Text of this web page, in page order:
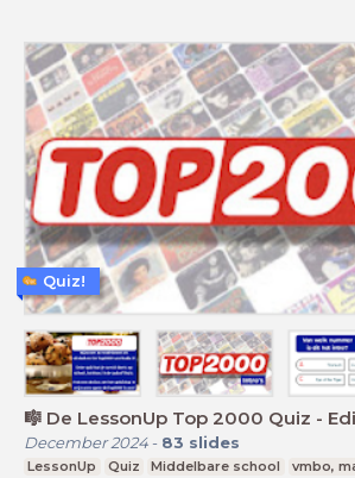
🎼 De LessonUp Top 2000 Quiz -
December 2024- 83 slides
LessonUp Quiz Middelbare school
vmbo,
Quiz!